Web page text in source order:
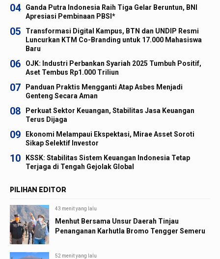
04
Ganda Putra Indonesia Raih Tiga Gelar Beruntun, BNI
Apresiasi Pembinaan PBSI*
05
Transformasi Digital Kampus, BTN dan UNDIP Resmi
Luncurkan KTM Co-Branding untuk 17.000 Mahasiswa
Baru
06
OJK: Industri Perbankan Syariah 2025 Tumbuh Positif,
Aset Tembus Rp1.000 Triliun
07
Panduan Praktis Mengganti Atap Asbes Menjadi
Genteng Secara Aman
08
Perkuat Sektor Keuangan, Stabilitas Jasa Keuangan
Terus Dijaga
09
Ekonomi Melampaui Ekspektasi, Mirae Asset Soroti
Sikap Selektif Investor
10
KSSK: Stabilitas Sistem Keuangan Indonesia Tetap
Terjaga di Tengah Gejolak Global
PILIHAN EDITOR
43 menit yang lalu
Menhut Bersama Unsur Daerah Tinjau
Penanganan Karhutla Bromo Tengger Semeru
52 menit yang lalu